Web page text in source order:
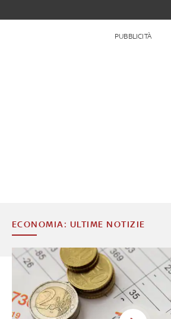
PUBBLICITÀ
ECONOMIA: ULTIME NOTIZIE